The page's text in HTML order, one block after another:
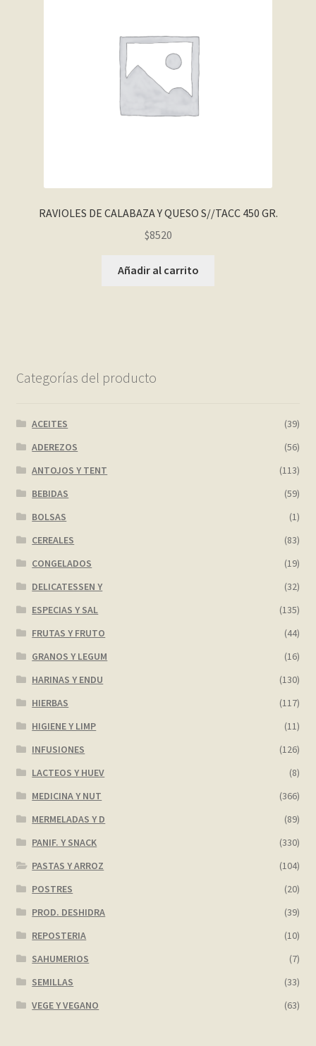
RAVIOLES DE CALABAZA Y QUESO S//TACC 450 GR.
$8520
Añadir al carrito
Categorías del producto
ACEITES
(39)
ADEREZOS
(56)
ANTOJOS Y TENT
(113)
BEBIDAS
(59)
BOLSAS
(1)
CEREALES
(83)
CONGELADOS
(19)
DELICATESSEN Y
(32)
ESPECIAS Y SAL
(135)
FRUTAS Y FRUTO
(44)
GRANOS Y LEGUM
(16)
HARINAS Y ENDU
(130)
HIERBAS
(117)
HIGIENE Y LIMP
(11)
INFUSIONES
(126)
LACTEOS Y HUEV
(8)
MEDICINA Y NUT
(366)
MERMELADAS Y D
(89)
PANIF. Y SNACK
(330)
PASTAS Y ARROZ
(104)
POSTRES
(20)
PROD. DESHIDRA
(39)
REPOSTERIA
(10)
SAHUMERIOS
(7)
SEMILLAS
(33)
VEGE Y VEGANO
(63)